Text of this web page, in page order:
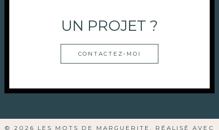
UN PROJET ?
CONTACTEZ-MOI
© 2026 LES MOTS DE MARGUERITE. RÉALISÉ AVEC